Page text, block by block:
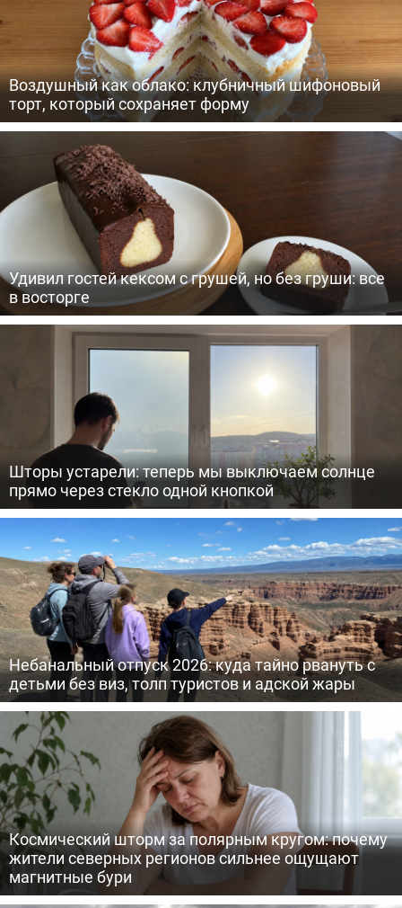
Воздушный как облако: клубничный шифоновый
торт, который сохраняет форму
Удивил гостей кексом с грушей, но без груши: все
в восторге
Шторы устарели: теперь мы выключаем солнце
прямо через стекло одной кнопкой
Небанальный отпуск 2026: куда тайно рвануть с
детьми без виз, толп туристов и адской жары
Космический шторм за полярным кругом: почему
жители северных регионов сильнее ощущают
магнитные бури